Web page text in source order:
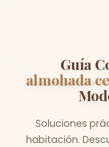
Guía
almohada
Soluciones
habitación.